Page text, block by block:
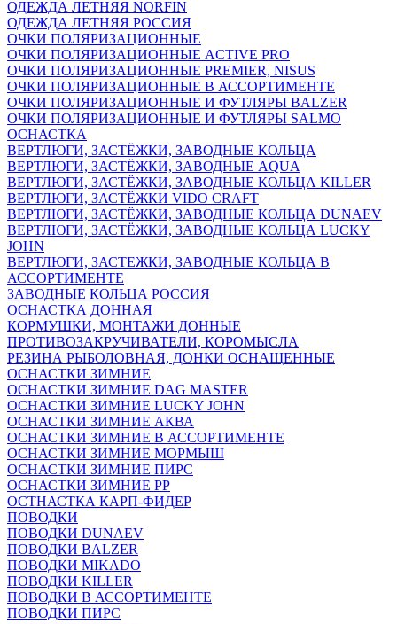
ОДЕЖДА ЛЕТНЯЯ NORFIN
ОДЕЖДА ЛЕТНЯЯ РОССИЯ
ОЧКИ ПОЛЯРИЗАЦИОННЫЕ
ОЧКИ ПОЛЯРИЗАЦИОННЫЕ ACTIVE PRO
ОЧКИ ПОЛЯРИЗАЦИОННЫЕ PREMIER, NISUS
ОЧКИ ПОЛЯРИЗАЦИОННЫЕ В АССОРТИМЕНТЕ
ОЧКИ ПОЛЯРИЗАЦИОННЫЕ И ФУТЛЯРЫ BALZER
ОЧКИ ПОЛЯРИЗАЦИОННЫЕ И ФУТЛЯРЫ SALMO
ОСНАСТКА
ВЕРТЛЮГИ, ЗАСТЁЖКИ, ЗАВОДНЫЕ КОЛЬЦА
ВЕРТЛЮГИ, ЗАСТЁЖКИ, ЗАВОДНЫЕ AQUA
ВЕРТЛЮГИ, ЗАСТЁЖКИ, ЗАВОДНЫЕ КОЛЬЦА KILLER
ВЕРТЛЮГИ, ЗАСТЁЖКИ VIDO CRAFT
ВЕРТЛЮГИ, ЗАСТЁЖКИ, ЗАВОДНЫЕ КОЛЬЦА DUNAEV
ВЕРТЛЮГИ, ЗАСТЁЖКИ, ЗАВОДНЫЕ КОЛЬЦА LUCKY
JOHN
ВЕРТЛЮГИ, ЗАСТЕЖКИ, ЗАВОДНЫЕ КОЛЬЦА В
АССОРТИМЕНТЕ
ЗАВОДНЫЕ КОЛЬЦА РОССИЯ
ОСНАСТКА ДОННАЯ
КОРМУШКИ, МОНТАЖИ ДОННЫЕ
ПРОТИВОЗАКРУЧИВАТЕЛИ, КОРОМЫСЛА
РЕЗИНА РЫБОЛОВНАЯ, ДОНКИ ОСНАЩЕННЫЕ
ОСНАСТКИ ЗИМНИЕ
ОСНАСТКИ ЗИМНИЕ DAG MASTER
ОСНАСТКИ ЗИМНИЕ LUCKY JOHN
ОСНАСТКИ ЗИМНИЕ АКВА
ОСНАСТКИ ЗИМНИЕ В АССОРТИМЕНТЕ
ОСНАСТКИ ЗИМНИЕ МОРМЫШ
ОСНАСТКИ ЗИМНИЕ ПИРС
ОСНАСТКИ ЗИМНИЕ РР
ОСТНАСТКА КАРП-ФИДЕР
ПОВОДКИ
ПОВОДКИ DUNAEV
ПОВОДКИ BALZER
ПОВОДКИ MIKADO
ПОВОДКИ KILLER
ПОВОДКИ В АССОРТИМЕНТЕ
ПОВОДКИ ПИРС